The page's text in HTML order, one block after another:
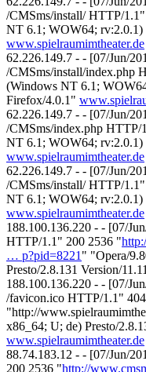
/CMSms/install/ HTTP/
NT 6.1; WOW64; rv:2.0.1)
www.spielraumimtheater.de
62.226.149.7 - - [07/Jun/
/CMSms/install/index.php
(Windows NT 6.1;
Firefox/4.0.1"
62.226.149.7 - - [07/Jun/
/CMSms/index.php
NT 6.1; WOW64; rv:2.0.1)
www.spielraumimtheater.de
62.226.149.7 - - [07/Jun/
/CMSms/install/ HTTP/
NT 6.1; WOW64; rv:2.0.1)
www.spielraumimtheater.de
188.100.136.220 - - [07/
HTTP/1.1" 200 2536 "
… p?pid=8221 " "Opera/
Presto/2.8.131 Version/
188.100.136.220 - - [07/
/favicon.ico HTTP/1.1"
"http://
x86_64; U; de) Presto/
www.spielraumimtheater.de
88.74.183.12 - - [07/Jun/
200 2536 "http://